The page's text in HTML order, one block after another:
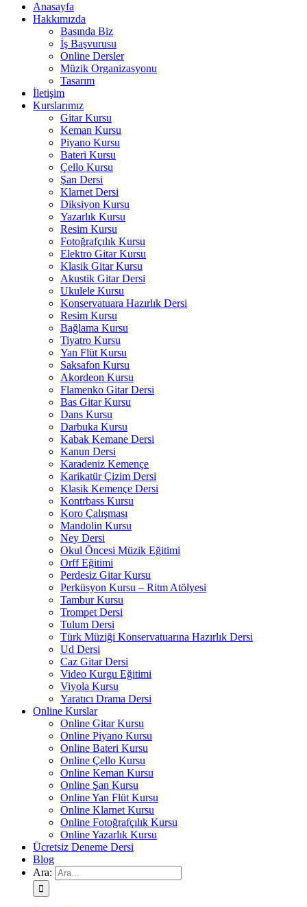
Anasayfa
Hakkımızda
Basında Biz
İş Başvurusu
Online Dersler
Müzik Organizasyonu
Tasarım
İletişim
Kurslarımız
Gitar Kursu
Keman Kursu
Piyano Kursu
Bateri Kursu
Çello Kursu
Şan Dersi
Klarnet Dersi
Diksiyon Kursu
Yazarlık Kursu
Resim Kursu
Fotoğrafçılık Kursu
Elektro Gitar Kursu
Klasik Gitar Kursu
Akustik Gitar Dersi
Ukulele Kursu
Konservatuara Hazırlık Dersi
Resim Kursu
Bağlama Kursu
Tiyatro Kursu
Yan Flüt Kursu
Saksafon Kursu
Akordeon Kursu
Flamenko Gitar Dersi
Bas Gitar Kursu
Dans Kursu
Darbuka Kursu
Kabak Kemane Dersi
Kanun Dersi
Karadeniz Kemençe
Karikatür Çizim Dersi
Klasik Kemençe Dersi
Kontrbass Kursu
Koro Çalışması
Mandolin Kursu
Ney Dersi
Okul Öncesi Müzik Eğitimi
Orff Eğitimi
Perdesiz Gitar Kursu
Perküsyon Kursu – Ritm Atölyesi
Tambur Kursu
Trompet Dersi
Tulum Dersi
Türk Müziği Konservatuarına Hazırlık Dersi
Ud Dersi
Caz Gitar Dersi
Video Kurgu Eğitimi
Viyola Kursu
Yaratıcı Drama Dersi
Online Kurslar
Online Gitar Kursu
Online Piyano Kursu
Online Bateri Kursu
Online Çello Kursu
Online Keman Kursu
Online Şan Kursu
Online Yan Flüt Kursu
Online Klarnet Kursu
Online Fotoğrafçılık Kursu
Online Yazarlık Kursu
Ücretsiz Deneme Dersi
Blog
Ara: